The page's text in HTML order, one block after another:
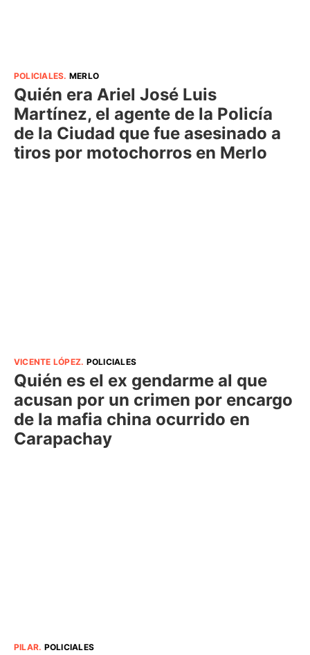
POLICIALES. MERLO
Quién era Ariel José Luis
Martínez, el agente de la Policía
de la Ciudad que fue asesinado a
tiros por motochorros en Merlo
VICENTE LÓPEZ. POLICIALES
Quién es el ex gendarme al que
acusan por un crimen por encargo
de la mafia china ocurrido en
Carapachay
PILAR. POLICIALES